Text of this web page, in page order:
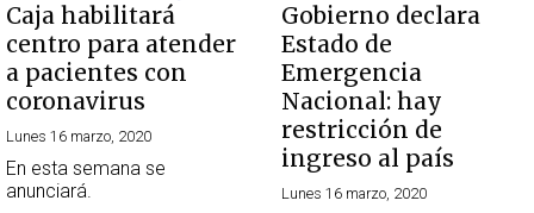
Caja habilitará
centro para atender
a pacientes con
coronavirus
Lunes 16 marzo, 2020
En esta semana se
anunciará.
Gobierno declara
Estado de
Emergencia
Nacional: hay
restricción de
ingreso al país
Lunes 16 marzo, 2020